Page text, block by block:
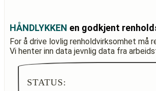
HÅNDLYKKEN en godkjent
For å drive lovlig renholdvirksomhet
Vi henter inn data jevnlig data fra
STATUS: